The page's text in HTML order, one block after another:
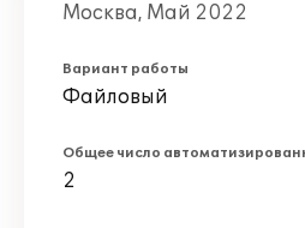
Москва, Май 2022
Вариант работы
Файловый
Общее число
2